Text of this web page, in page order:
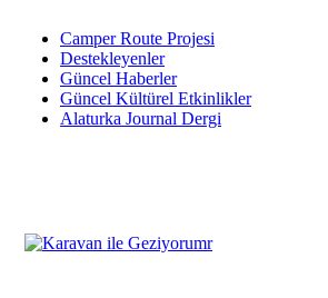
Camper Route Projesi
Destekleyenler
Güncel Haberler
Güncel Kültürel Etkinlikler
Alaturka Journal Dergi